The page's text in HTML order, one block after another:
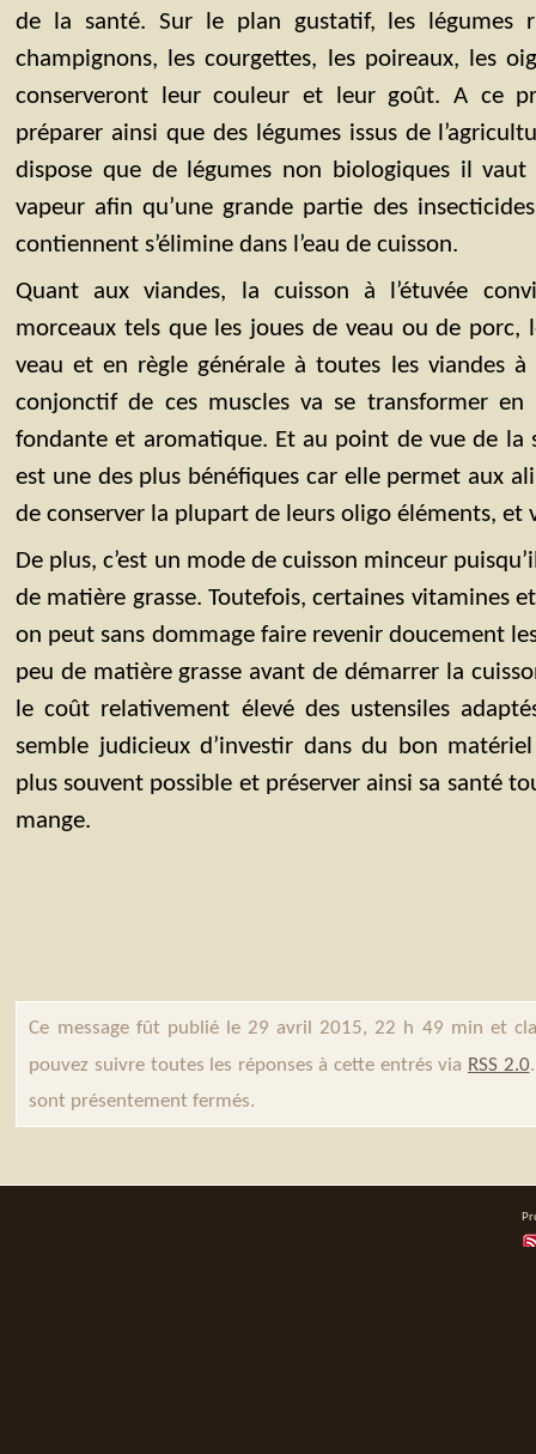
de la santé. Sur le plan gustatif, les légumes
champignons, les courgettes, les poireaux, les
conserveront leur couleur et leur goût. A ce
préparer ainsi que des légumes issus de
dispose que de légumes non biologiques il
vapeur afin qu’une grande partie des
contiennent s’élimine dans l’eau de cuisson.
Quant aux viandes, la cuisson à l’étuvée
morceaux tels que les joues de veau ou de porc,
veau et en règle générale à toutes les viandes
conjonctif de ces muscles va se transformer
fondante et aromatique. Et au point de vue de la
est une des plus bénéfiques car elle permet aux
de conserver la plupart de leurs oligo éléments, et
De plus, c’est un mode de cuisson minceur
de matière grasse. Toutefois, certaines vitamines
on peut sans dommage faire revenir doucement
peu de matière grasse avant de démarrer la
le coût relativement élevé des ustensiles
semble judicieux d’investir dans du bon
plus souvent possible et préserver ainsi sa santé
mange.
Ce message fût publié le 29 avril 2015, 22 h 49 min et
pouvez suivre toutes les réponses à cette entrés via RSS 2.0
sont présentement fermés.